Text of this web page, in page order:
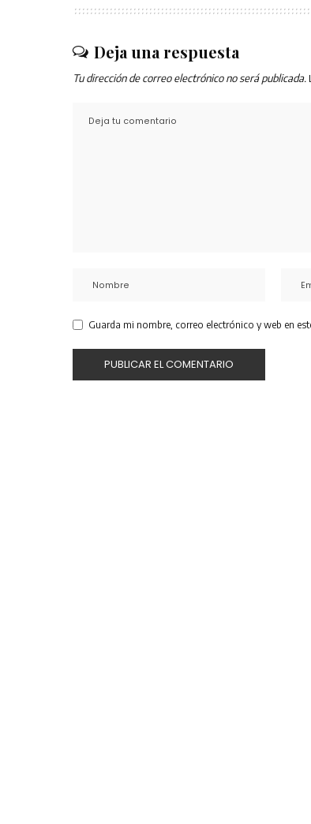
Deja una respuesta
Tu dirección de correo electrónico no será publicada.
Guarda mi nombre, correo electrónico y web en